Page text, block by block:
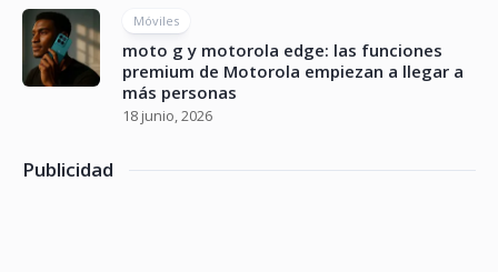
Móviles
moto g y motorola edge: las funciones
premium de Motorola empiezan a llegar a
más personas
18 junio, 2026
Publicidad